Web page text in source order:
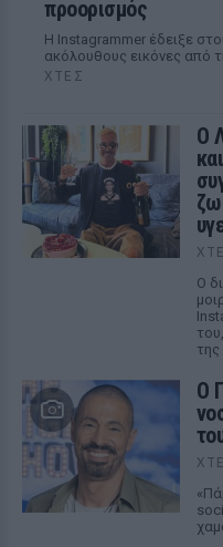
προορισμός
Η Instagrammer έδειξε
ακόλουθους εικόνες από
ΧΤΕΣ
Ο
Ο
O